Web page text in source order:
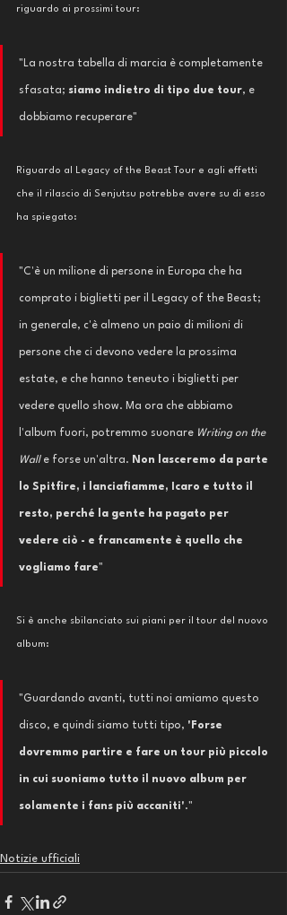
riguardo ai prossimi tour:
"La nostra tabella di marcia è completamente
sfasata; siamo indietro di tipo due tour, e
dobbiamo recuperare"
Riguardo al Legacy of the Beast Tour e agli effetti
che il rilascio di Senjutsu potrebbe avere su di esso
ha spiegato:
"C'è un milione di persone in Europa che ha
comprato i biglietti per il Legacy of the Beast;
in generale, c'è almeno un paio di milioni di
persone che ci devono vedere la prossima
estate, e che hanno teneuto i biglietti per
vedere quello show. Ma ora che abbiamo
l'album fuori, potremmo suonare Writing on the
Wall e forse un'altra. Non lasceremo da parte
lo Spitfire, i lanciafiamme, Icaro e tutto il
resto, perché la gente ha pagato per
vedere ciò - e francamente è quello che
vogliamo fare"
Si è anche sbilanciato sui piani per il tour del nuovo
album:
"Guardando avanti, tutti noi amiamo questo
disco, e quindi siamo tutti tipo, 'Forse
dovremmo partire e fare un tour più piccolo
in cui suoniamo tutto il nuovo album per
solamente i fans più accaniti'."
Notizie ufficiali